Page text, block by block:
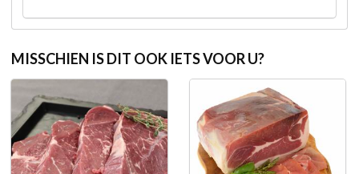
MISSCHIEN IS DIT OOK IETS VOOR U?